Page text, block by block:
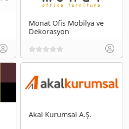
Monat Ofis Mobilya ve
Dekorasyon
Akal Kurumsal A.Ş.